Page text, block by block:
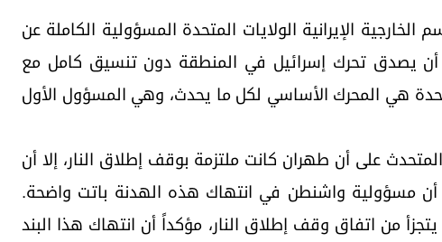
الإيرانية الولايات المتحدة المسؤولية الكاملة عن
أن يصدق تحرك إسرائيل في المنطقة دون تنسيق كامل مع
هي المحرك الأساسي لكل ما يحدث، وهي المسؤول الأول
على أن طهران كانت ملتزمة بوقف إطلاق النار، إلا أن
أن مسؤولية واشنطن في انتهاك هذه الهدنة باتت واضحة.
من اتفاق وقف إطلاق النار، مؤكداً أن انتهاك هذا البند